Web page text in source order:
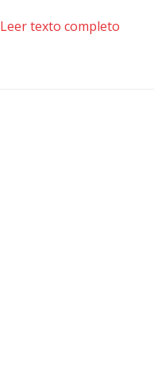
Leer texto completo